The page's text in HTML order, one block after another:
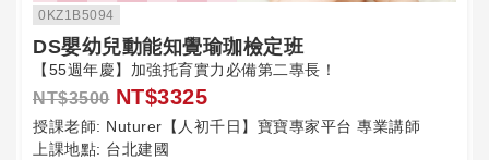
0KZ1B5094
DS嬰幼兒動能知覺瑜珈檢定班
【55週年慶】加強托育實力必備第二專長！
NT$3500 NT$3325
授課老師: Nuturer【人初千日】寶寶專家平台 專業講師
上課地點: 台北建國